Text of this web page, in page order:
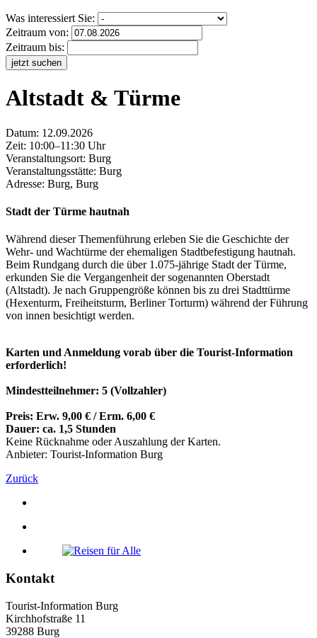
Was interessiert Sie:
Zeitraum von:
Zeitraum bis:
jetzt suchen
Altstadt & Türme
Datum: 12.09.2026
Zeit: 10:00–11:30 Uhr
Veranstaltungsort: Burg
Veranstaltungsstätte: Burg
Adresse: Burg, Burg
Stadt der Türme hautnah
Während dieser Themenführung erleben Sie die Geschichte der
Wehr- und Wachtürme der ehemaligen Stadtbefestigung hautnah.
Beim Rundgang durch die über 1.075-jährige Stadt der Türme,
erkunden Sie die Vergangenheit der sogenannten Oberstadt
(Altstadt). Je nach Gruppengröße können bis zu drei Stadttürme
(Hexenturm, Freiheitsturm, Berliner Torturm) während der Führung
von innen besichtigt werden.
Karten und Anmeldung vorab über die Tourist-Information
erforderlich!
Mindestteilnehmer: 5 (Vollzahler)
Preis: Erw. 9,00 € / Erm. 6,00 €
Dauer: ca. 1,5 Stunden
Keine Rücknahme oder Auszahlung der Karten.
Anbieter: Tourist-Information Burg
Zurück
Kontakt
Tourist-Information Burg
Kirchhofstraße 11
39288 Burg